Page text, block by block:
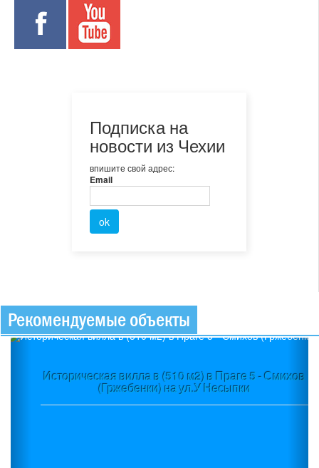
Подписка на
новости из Чехии
впишите свой адрес:
Email
Рекомендуемые объекты
Историческая вилла в (510 м2) в Праге 5 - Смихов
(Гржебенки) на ул.У Несыпки
Previous